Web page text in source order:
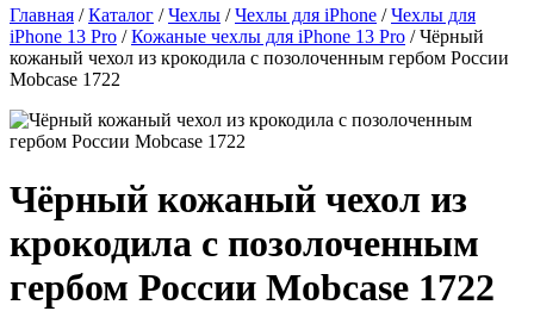
Главная /Каталог /Чехлы /Чехлы для iPhone /Чехлы для
iPhone 13 Pro /Кожаные чехлы для iPhone 13 Pro /Чёрный
кожаный чехол из крокодила с позолоченным гербом России
Mobcase 1722
Чёрный кожаный чехол из
крокодила с позолоченным
гербом России Mobcase 1722